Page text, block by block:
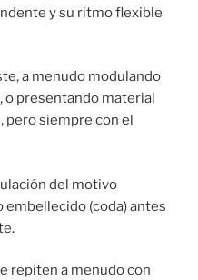
y su ritmo flexible
a menudo modulando
o presentando material
pero siempre con el
del motivo
embellecido (coda) antes
repiten a menudo con